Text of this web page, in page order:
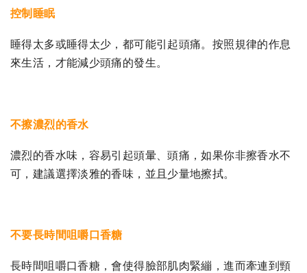
控制睡眠
睡得太多或睡得太少，都可能引起頭痛。按照規律的作息
來生活，才能減少頭痛的發生。
不擦濃烈的香水
濃烈的香水味，容易引起頭暈、頭痛，如果你非擦香水不
可，建議選擇淡雅的香味，並且少量地擦拭。
不要長時間咀嚼口香糖
長時間咀嚼口香糖，會使得臉部肌肉緊繃，進而牽連到頸